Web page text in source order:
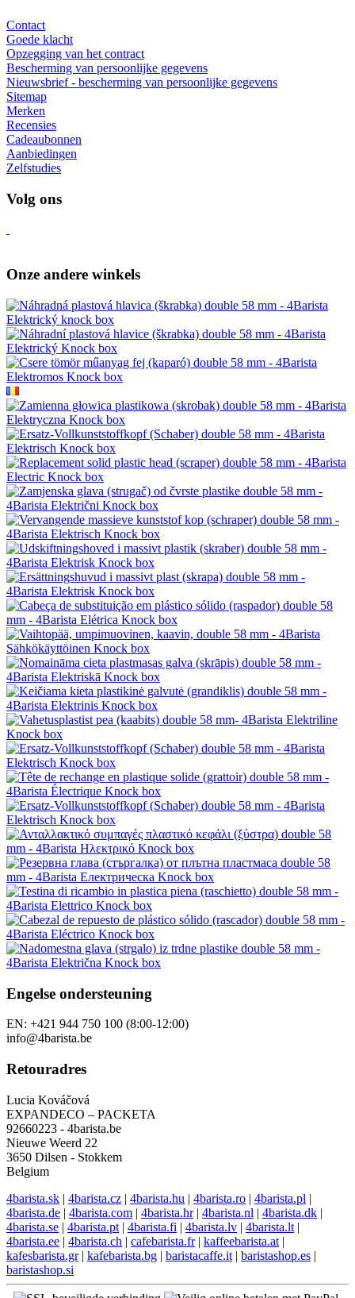
Contact
Goede klacht
Opzegging van het contract
Bescherming van persoonlijke gegevens
Nieuwsbrief - bescherming van persoonlijke gegevens
Sitemap
Merken
Recensies
Cadeaubonnen
Aanbiedingen
Zelfstudies
Volg ons
Onze andere winkels
Engelse ondersteuning
EN: +421 944 750 100 (8:00-12:00)
info@4barista.be
Retouradres
Lucia Kováčová
EXPANDECO – PACKETA
92660223 - 4barista.be
Nieuwe Weerd 22
3650 Dilsen - Stokkem
Belgium
4barista.sk | 4barista.cz | 4barista.hu | 4barista.ro | 4barista.pl |
4barista.de | 4barista.com | 4barista.hr| 4barista.nl | 4barista.dk |
4barista.se | 4barista.pt | 4barista.fi | 4barista.lv | 4barista.lt |
4barista.ee | 4barista.ch | cafebarista.fr| kaffeebarista.at |
kafesbarista.gr| kafebarista.bg | baristacaffe.it | baristashop.es |
baristashop.si